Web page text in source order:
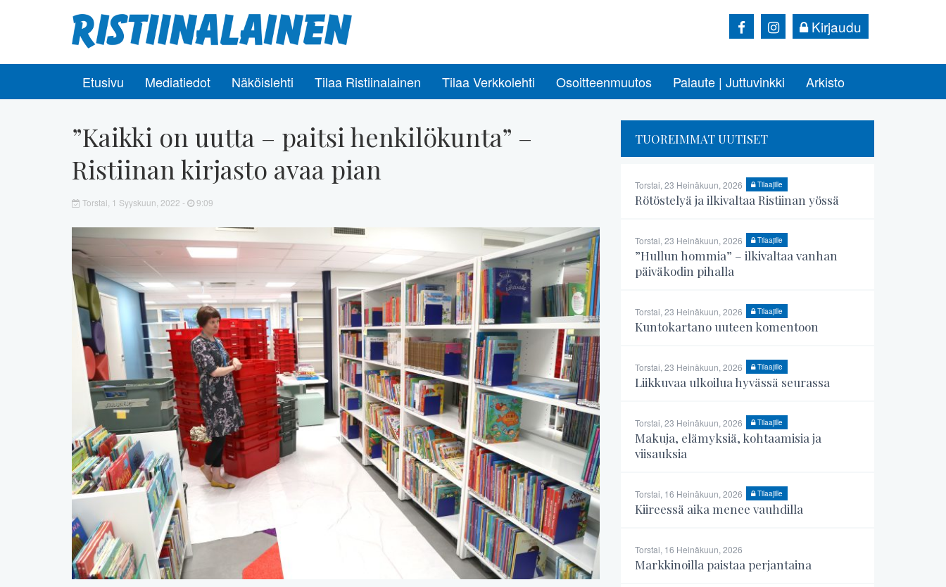
Kirjaudu
Etusivu Mediatiedot Näköislehti Tilaa Ristiinalainen Tilaa Verkkolehti Osoitteenmuutos Palaute | Juttuvinkki Arkisto
”Kaikki on uutta – paitsi henkilökunta” –
Ristiinan kirjasto avaa pian
Torstai, 1 Syyskuun, 2022 - 9:09
TUOREIMMAT UUTISET
Torstai, 23 Heinäkuun, 2026 Tilaajille
Rötöstelyä ja ilkivaltaa Ristiinan yössä
Torstai, 23 Heinäkuun, 2026 Tilaajille
”Hullun hommia” – ilkivaltaa vanhan
päiväkodin pihalla
Torstai, 23 Heinäkuun, 2026 Tilaajille
Kuntokartano uuteen komentoon
Torstai, 23 Heinäkuun, 2026 Tilaajille
Liikkuvaa ulkoilua hyvässä seurassa
Torstai, 23 Heinäkuun, 2026 Tilaajille
Makuja, elämyksiä, kohtaamisia ja
viisauksia
Torstai, 16 Heinäkuun, 2026 Tilaajille
Kiireessä aika menee vauhdilla
Torstai, 16 Heinäkuun, 2026
Markkinoilla paistaa perjantaina